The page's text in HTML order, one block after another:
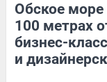
Обское
100 метрах
бизнес-
и